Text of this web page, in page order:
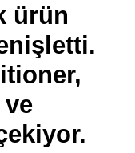
ürün
ve